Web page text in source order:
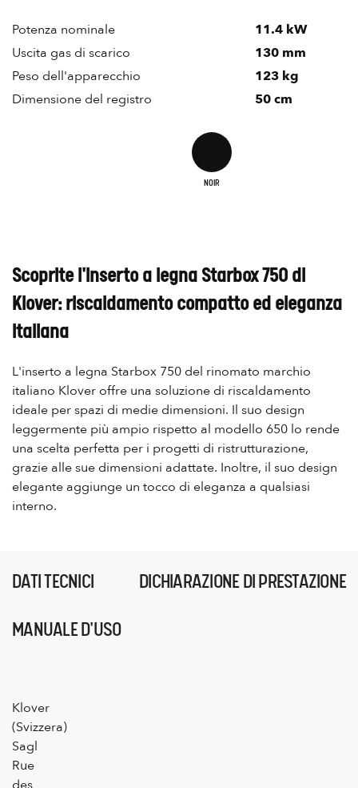
Potenza nominale
11.4 kW
Uscita gas di scarico
130 mm
Peso dell'apparecchio
123 kg
Dimensione del registro
50 cm
NOIR
Scoprite l'inserto a legna Starbox 750 di
Klover: riscaldamento compatto ed eleganza
italiana
L'inserto a legna Starbox 750 del rinomato marchio
italiano Klover offre una soluzione di riscaldamento
ideale per spazi di medie dimensioni. Il suo design
leggermente più ampio rispetto al modello 650 lo rende
una scelta perfetta per i progetti di ristrutturazione,
grazie alle sue dimensioni adattate. Inoltre, il suo design
elegante aggiunge un tocco di eleganza a qualsiasi
interno.
DATI TECNICI DICHIARAZIONE DI PRESTAZIONE
MANUALE D'USO
Klover
(Svizzera)
Sagl
Rue